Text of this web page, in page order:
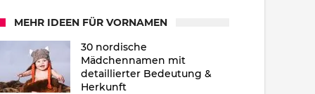
MEHR IDEEN FÜR VORNAMEN
30 nordische
Mädchennamen mit
detaillierter Bedeutung &
Herkunft